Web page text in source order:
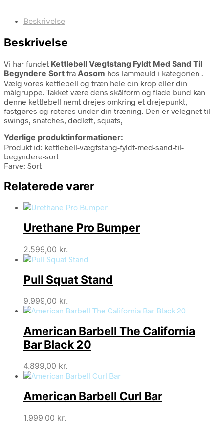
Beskrivelse
Beskrivelse
Vi har fundet Kettlebell Vægtstang Fyldt Med Sand Til
Begyndere Sort fra Aosom hos lammeuld i kategorien .
Vælg vores kettlebell og træn hele din krop eller din
målgruppe. Takket være dens skålform og flade bund kan
denne kettlebell nemt drejes omkring et drejepunkt,
fastgøres og roteres under din træning. Den er velegnet til
swings, snatches, dødløft, squats,
Yderlige produktinformationer:
Produkt id: kettlebell-vægtstang-fyldt-med-sand-til-
begyndere-sort
Farve: Sort
Relaterede varer
Urethane Pro Bumper
2.599,00 kr.
Pull Squat Stand
9.999,00 kr.
American Barbell The California
Bar Black 20
4.899,00 kr.
American Barbell Curl Bar
1.999,00 kr.